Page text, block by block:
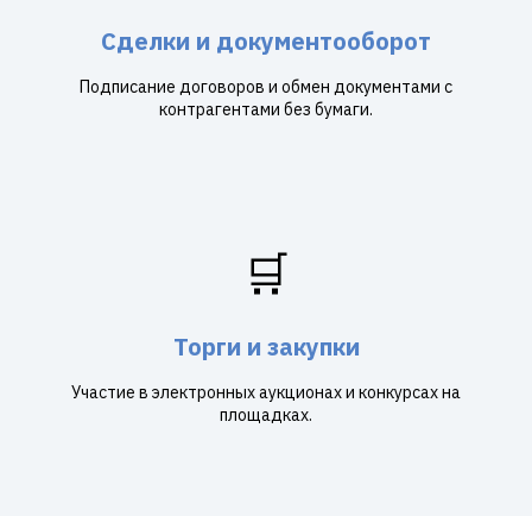
Сделки и документооборот
Подписание договоров и обмен документами с
контрагентами без бумаги.
🛒
Торги и закупки
Участие в электронных аукционах и конкурсах на
площадках.